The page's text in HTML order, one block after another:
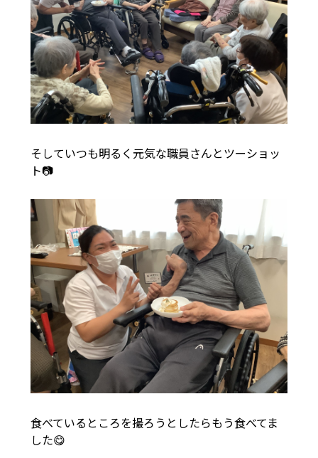
そしていつも明るく元気な職員さんとツーショッ
ト📷
食べているところを撮ろうとしたらもう食べてま
した😋